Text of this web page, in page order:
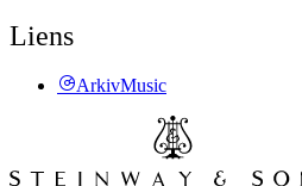
Liens
ArkivMusic